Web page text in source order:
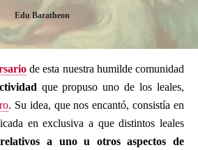
Edu Baratheon
de esta nuestra humilde comunidad
que propuso uno de los leales,
. Su idea, que nos encantó, consistía en
en exclusiva a que distintos leales
relativos a uno u otros aspectos de